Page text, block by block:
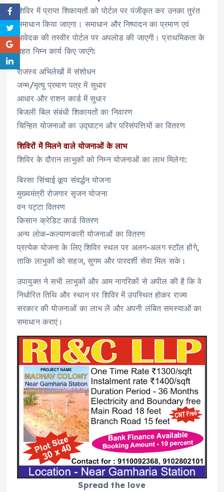
शिविर में प्राप्त शिकायतों को पोर्टल पर पंजीकृत कर उनका तुरंत
समाधान किया जाएगा। समाधान और निष्पादन का प्रमाण एवं
आवेदक की तस्वीर पोर्टल पर अपलोड की जाएगी। प्राथमिकता के
तहत निम्न कार्य किए जाएंगे:
राजस्व अभिलेखों में संशोधन
जन्म/मृत्यु प्रमाण पत्र में सुधार
आधार और राशन कार्ड में सुधार
बिजली बिल संबंधी शिकायतों का निवारण
चिन्हित योजनाओं का उद्घाटन और परिसंपत्तियों का वितरण
शिविरों में मिलने वाले योजनाओं के लाभ
शिविर के दौरान लाभुकों को निम्न योजनाओं का लाभ मिलेगा:
बिरसा सिंचाई कूप संवर्द्धन योजना
मुख्यमंत्री रोजगार सृजन योजना
वन पट्टा वितरण
किसान क्रेडिट कार्ड वितरण
अन्य लोक-कल्याणकारी योजनाओं का वितरण
प्रत्येक योजना के लिए शिविर स्थल पर अलग-अलग स्टॉल होंगे,
ताकि लाभुकों को सहज, सुगम और पारदर्शी सेवा मिल सके।
उपायुक्त ने सभी लाभुकों और आम नागरिकों से अपील की है कि वे
निर्धारित तिथि और स्थान पर शिविर में उपस्थित होकर राज्य
सरकार की योजनाओं का लाभ लें और अपनी लंबित समस्याओं का
समाधान कराएं।
Spread the love